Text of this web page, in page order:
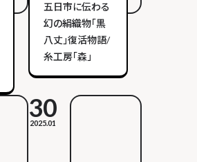
五日市に伝わる
幻の絹織物「黒
八丈」復活物語/
糸工房「森」
30
2025.01